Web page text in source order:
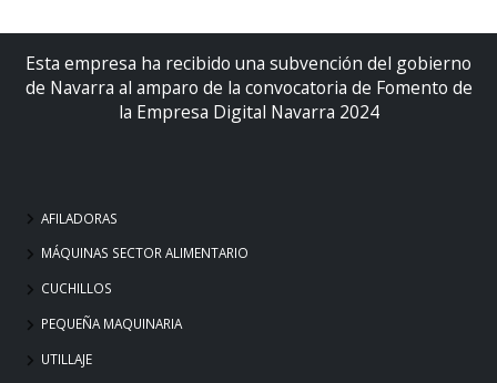
Esta empresa ha recibido una subvención del gobierno
de Navarra al amparo de la convocatoria de Fomento de
la Empresa Digital Navarra 2024
AFILADORAS
MÁQUINAS SECTOR ALIMENTARIO
CUCHILLOS
PEQUEÑA MAQUINARIA
UTILLAJE